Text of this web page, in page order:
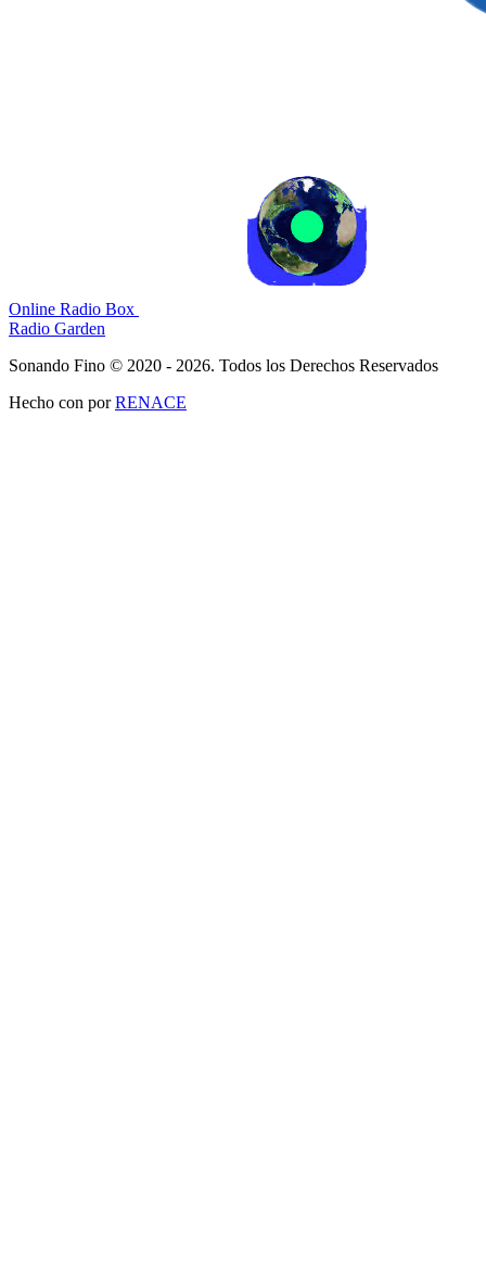
Online Radio Box
Radio Garden
Sonando Fino © 2020 - 2026. Todos los Derechos Reservados
Hecho con porRENACE